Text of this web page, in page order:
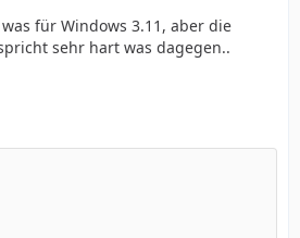
für Windows 3.11, aber die
sehr hart was dagegen..